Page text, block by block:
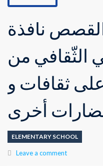
نافذة
الثّقافي من
ثقافات و
أخرى
ELEMENTARY SCHOOL
Leave a comment